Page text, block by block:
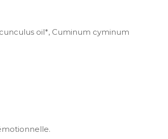
oil*, Cuminum cyminum